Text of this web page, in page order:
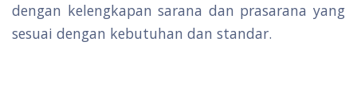
dengan kelengkapan sarana dan prasarana yang
sesuai dengan kebutuhan dan standar.